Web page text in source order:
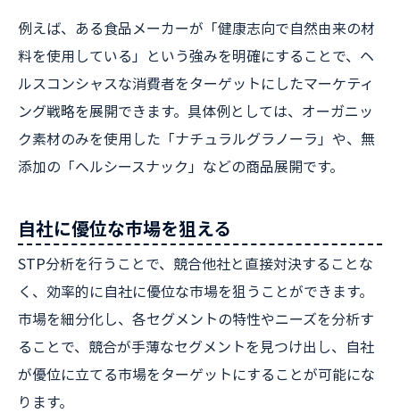
例えば、ある食品メーカーが「健康志向で自然由来の材
料を使用している」という強みを明確にすることで、ヘ
ルスコンシャスな消費者をターゲットにしたマーケティ
ング戦略を展開できます。具体例としては、オーガニッ
ク素材のみを使用した「ナチュラルグラノーラ」や、無
添加の「ヘルシースナック」などの商品展開です。
自社に優位な市場を狙える
STP分析を行うことで、競合他社と直接対決することな
く、効率的に自社に優位な市場を狙うことができます。
市場を細分化し、各セグメントの特性やニーズを分析す
ることで、競合が手薄なセグメントを見つけ出し、自社
が優位に立てる市場をターゲットにすることが可能にな
ります。